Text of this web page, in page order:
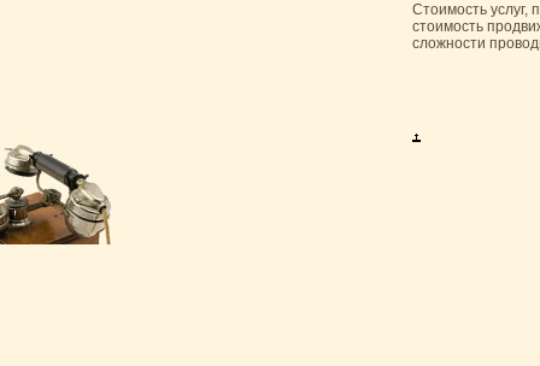
Стоимость услуг,
стоимость
сложности